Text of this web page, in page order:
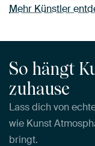
Mehr Künstler
So hängt
zuhause
Lass dich von
wie Kunst
bringt.